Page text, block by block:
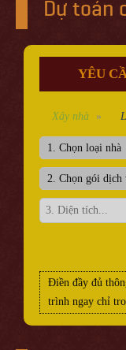
Dự toán
YÊU
Xây nhà
Điền đầy đủ
trình ngay chỉ